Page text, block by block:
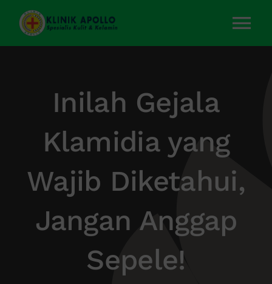
Skip
content
Layanan Kami
Tentang Kami
Artikel
Kontak Kami
Inilah Gejala
Klamidia yang
Wajib Diketahui,
Jangan Anggap
Sepele!